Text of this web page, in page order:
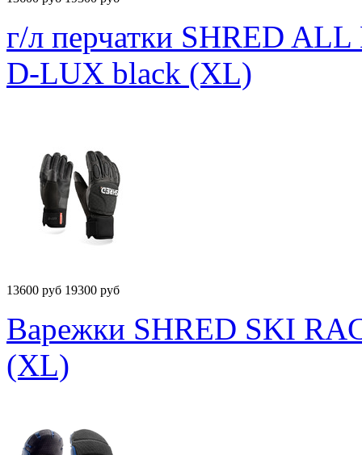
г/л перчатки SHRED
D-LUX black (XL)
13600 руб 19300 руб
Варежки SHRED SKI
(XL)